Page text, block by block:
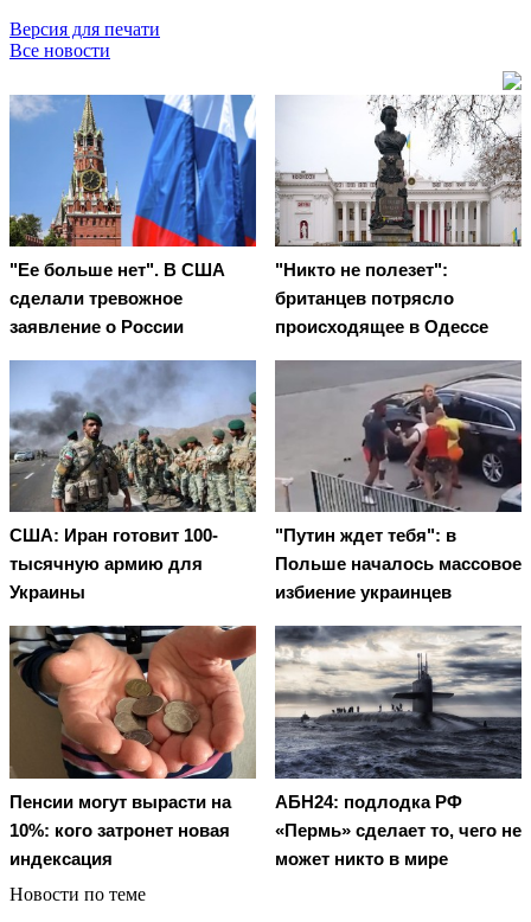
Версия для печати
Все новости
"Ее больше нет". В США
сделали тревожное
заявление о России
"Никто не полезет":
британцев потрясло
происходящее в Одессе
США: Иран готовит 100-
тысячную армию для
Украины
"Путин ждет тебя": в
Польше началось массовое
избиение украинцев
Пенсии могут вырасти на
10%: кого затронет новая
индексация
АБН24: подлодка РФ
«Пермь» сделает то, чего не
может никто в мире
Новости по теме